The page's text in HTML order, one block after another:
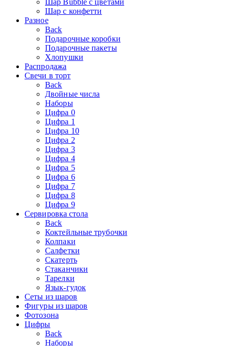
Шар с конфетти
Разное
Back
Подарочные коробки
Подарочные пакеты
Хлопушки
Распродажа
Свечи в торт
Back
Двойные числа
Наборы
Цифра 0
Цифра 1
Цифра 10
Цифра 2
Цифра 3
Цифра 4
Цифра 5
Цифра 6
Цифра 7
Цифра 8
Цифра 9
Сервировка стола
Back
Коктейльные трубочки
Колпаки
Салфетки
Скатерть
Стаканчики
Тарелки
Язык-гудок
Сеты из шаров
Фигуры из шаров
Фотозона
Цифры
Back
Наборы